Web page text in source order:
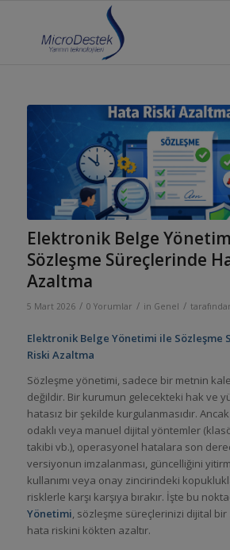
Elektronik Belge
Sözleşme Süreçlerinde
Azaltma
5 Mart 2026 / 0 Yorumlar / in Genel /
Elektronik Belge Yönetimi ile Sözleşme
Riski Azaltma
Sözleşme yönetimi, sadece bir metnin
değildir. Bir kurumun gelecekteki hak ve
hatasız bir şekilde kurgulanmasıdır.
odaklı veya manuel dijital yöntemler
takibi vb.), operasyonel hatalara son
versiyonun imzalanması, güncelliğini
kullanımı veya onay zincirindeki
risklerle karşı karşıya bırakır. İşte bu
Yönetimi, sözleşme süreçlerinizi dijital bir
hata riskini kökten azaltır.